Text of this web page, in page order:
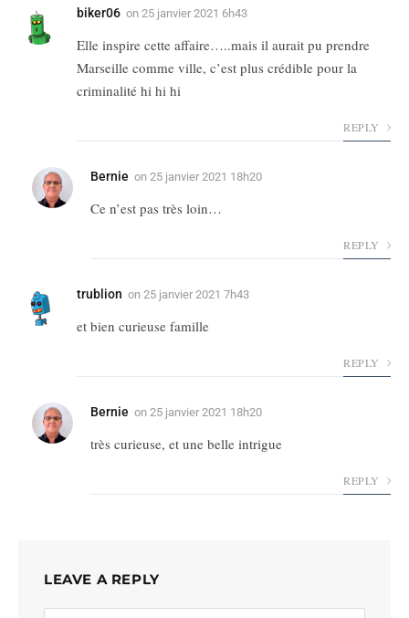
biker06 on 25 janvier 2021 6h43
Elle inspire cette affaire…..mais il aurait pu prendre
Marseille comme ville, c’est plus crédible pour la
criminalité hi hi hi
REPLY
Bernie on 25 janvier 2021 18h20
Ce n’est pas très loin…
REPLY
trublion on 25 janvier 2021 7h43
et bien curieuse famille
REPLY
Bernie on 25 janvier 2021 18h20
très curieuse, et une belle intrigue
REPLY
LEAVE A REPLY